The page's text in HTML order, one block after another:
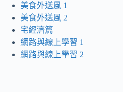
美食外送風 1
美食外送風 2
宅經濟篇
網路與線上學習 1
網路與線上學習 2